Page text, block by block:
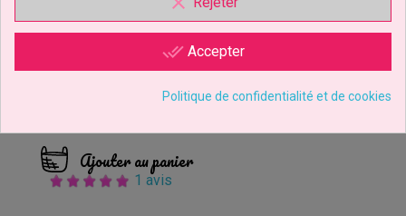
Ajouter au panier
1 avis
done_all Accepter
Politique de confidentialité et de cookies